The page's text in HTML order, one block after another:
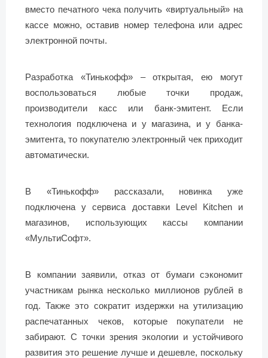
вместо печатного чека получить «виртуальный» на
кассе можно, оставив номер телефона или адрес
электронной почты.
Разработка «Тинькофф» – открытая, ею могут
воспользоваться любые точки продаж,
производители касс или банк-эмитент. Если
технология подключена и у магазина, и у банка-
эмитента, то покупателю электронный чек приходит
автоматически.
В «Тинькофф» рассказали, новинка уже
подключена у сервиса доставки Level Kitchen и
магазинов, использующих кассы компании
«МультиСофт».
В компании заявили, отказ от бумаги сэкономит
участникам рынка несколько миллионов рублей в
год. Также это сократит издержки на утилизацию
распечатанных чеков, которые покупатели не
забирают. С точки зрения экологии и устойчивого
развития это решение лучше и дешевле, поскольку